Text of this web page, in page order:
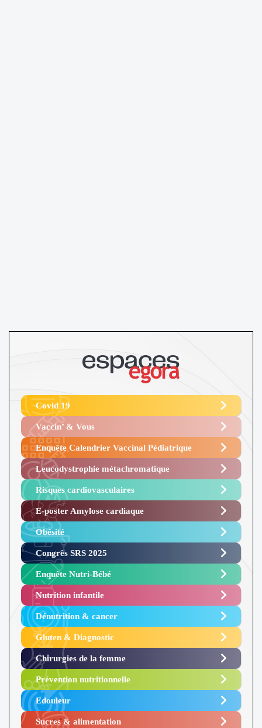
Covid 19
Vaccin’ & Vous
Enquête Calendrier Vaccinal Pédiatrique
Leucodystrophie métachromatique
Risques cardiovasculaires
E-poster Amylose cardiaque ​
Obésité ​
Congrès SRS 2025 ​
Enquête Nutri-Bébé ​
Nutrition infantile
Dénutrition & cancer
Gluten & Diagnostic
Chirurgies de la femme
Prévention nutritionnelle
Edouleur​
Sucres & alimentation​